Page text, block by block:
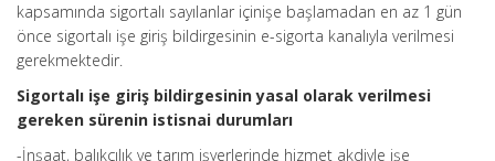
kapsamında sigortalı sayılanlar içinişe başlamadan en az 1 gün
önce sigortalı işe giriş bildirgesinin e-sigorta kanalıyla verilmesi
gerekmektedir.
Sigortalı işe giriş bildirgesinin yasal olarak verilmesi
gereken sürenin istisnai durumları
-İnşaat, balıkçılık ve tarım işyerlerinde hizmet akdiyle işe